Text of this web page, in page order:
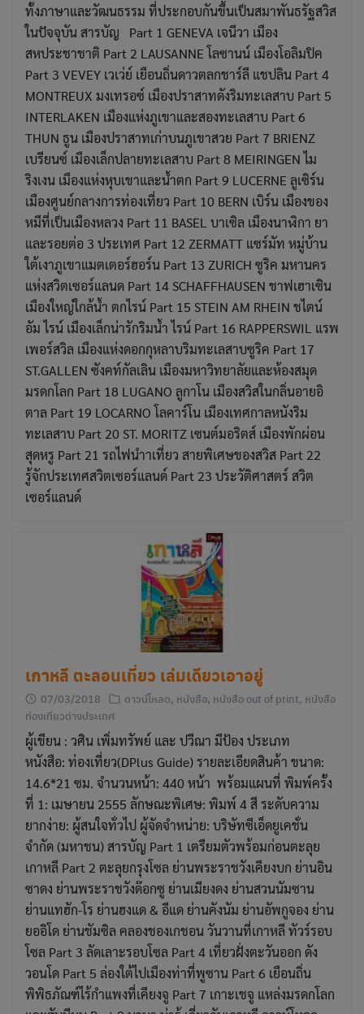
ทั้งภาษาและวัฒนธรรม ที่ประกอบกันขึ้นเป็นสมาพันธรัฐสวิส
ในปัจจุบัน สารบัญ Part 1 GENEVA เจนีวา เมือง
สหประชาชาติ Part 2 LAUSANNE โลซานน์ เมืองโอลิมปิค
Part 3 VEVEY เวเว่ย์ เยือนถิ่นดาวตลกชาร์ลี แชปลิน Part 4
MONTREUX มงเทรอซ์ เมืองปราสาทดังริมทะเลสาบ Part 5
INTERLAKEN เมืองแห่งภูเขาและสองทะเลสาบ Part 6
THUN ธูน เมืองปราสาทเก่าบนภูเขาสวย Part 7 BRIENZ
เบรียนซ์ เมืองเล็กปลายทะเลสาบ Part 8 MEIRINGEN ไม
ริงเงน เมืองแห่งหุบเขาและน้ำตก Part 9 LUCERNE ลูเซิร์น
เมืองศูนย์กลางการท่องเที่ยว Part 10 BERN เบิร์น เมืองของ
หมีที่เป็นเมืองหลวง Part 11 BASEL บาเซิล เมืองนาฬิกา ยา
และรอยต่อ 3 ประเทศ Part 12 ZERMATT แซร์มัท หมู่บ้าน
ใต้เงาภูเขาแมตเตอร์ฮอร์น Part 13 ZURICH ซูริค มหานคร
แห่งสวิตเซอร์แลนด Part 14 SCHAFFHAUSEN ชาฟเฮาเซิน
เมืองใหญ่ใกล้น้ำ ตกไรน์ Part 15 STEIN AM RHEIN ชไตน์
อัม ไรน์ เมืองเล็กน่ารักริมน้ำ ไรน์ Part 16 RAPPERSWIL แรพ
เพอร์สวิล เมืองแห่งดอกกุหลาบริมทะเลสาบซูริค Part 17
ST.GALLEN ซังคท์กัลเลิน เมืองมหาวิทยาลัยและห้องสมุด
มรดกโลก Part 18 LUGANO ลูกาโน เมืองสวิสในกลิ่นอายอิ
ตาล Part 19 LOCARNO โลคาร์โน เมืองเทศกาลหนังริม
ทะเลสาบ Part 20 ST. MORITZ เซนต์มอริตส์ เมืองพักผ่อน
สุดหรู Part 21 รถไฟนำาเที่ยว สายพิเศษของสวิส Part 22
รู้จักประเทศสวิตเซอร์แลนด์ Part 23 ประวัติศาสตร์ สวิต
เซอร์แลนด์
เกาหลี ตะลอนเที่ยว เล่มเดียวเอาอยู่
07/03/2018 ดาวน์โหลด, หนังสือ, หนังสือ out of print, หนังสือ
ท่องเที่ยวต่างประเทศ
ผู้เขียน : วศิน เพิ่มทรัพย์ และ ปวีณา มีป้อง ประเภท
หนังสือ: ท่องเที่ยว(DPlus Guide) รายละเอียดสินค้า ขนาด:
14.6*21 ซม. จำนวนหน้า: 440 หน้า พร้อมแผนที่ พิมพ์ครั้ง
ที่ 1: เมษายน 2555 ลักษณะพิเศษ: พิมพ์ 4 สี ระดับความ
ยากง่าย: ผู้สนใจทั่วไป ผู้จัดจำหน่าย: บริษัทซีเอ็ดยูเคชั่น
จำกัด (มหาชน) สารบัญ Part 1 เตรียมตัวพร้อมก่อนตะลุย
เกาหลี Part 2 ตะลุยกรุงโซล ย่านพระราชวังเคียงบก ย่านอิน
ซาดง ย่านพระราชวังด๊อกซู ย่านเมียงดง ย่านสวนนัมซาน
ย่านแทฮัก-โร ย่านฮงแด & อีแด ย่านคังนัม ย่านอัพกูจอง ย่าน
ยออิโด ย่านชัมซิล คลองชองเกชอน วันวานที่เกาหลี ทัวร์รอบ
โซล Part 3 ลัดเลาะรอบโซล Part 4 เที่ยวฝั่งตะวันออก ดัง
วอนโด Part 5 ล่องใต้ไปเมืองท่าที่พูซาน Part 6 เยือนถิ่น
พิพิธภัณฑ์ไร้กำแพงที่เคียงจู Part 7 เกาะเชจู แหล่งมรดกโลก